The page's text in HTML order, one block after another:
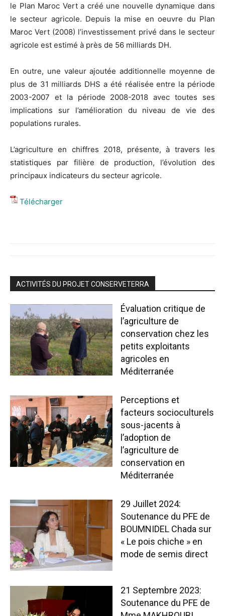
le Plan Maroc Vert a créé une nouvelle dynamique dans
le secteur agricole. Depuis la mise en oeuvre du Plan
Maroc Vert (2008) l’investissement privé dans le secteur
agricole est estimé à près de 56 milliards DH.
En outre, une valeur ajoutée additionnelle moyenne de
plus de 31 milliards DHS a été réalisée entre la période
2003-2007 et la période 2008-2018 avec toutes ses
implications sur l’amélioration du niveau de vie des
populations rurales.
L’agriculture en chiffres 2018, présente, à travers les
statistiques par filière de production, l’évolution des
principaux indicateurs du secteur agricole.
Télécharger
ACTIVITÉS DU PROJET CONSERVETERRA
Évaluation critique de
l’agriculture de
conservation chez les
petits exploitants
agricoles en
Méditerranée
Perceptions et
facteurs socioculturels
sous-jacents à
l’adoption de
l’agriculture de
conservation en
Méditerranée
29 Juillet 2024:
Soutenance du PFE de
BOUMNIDEL Chada sur
« Le pois chiche » en
mode de semis direct
21 Septembre 2023:
Soutenance du PFE de